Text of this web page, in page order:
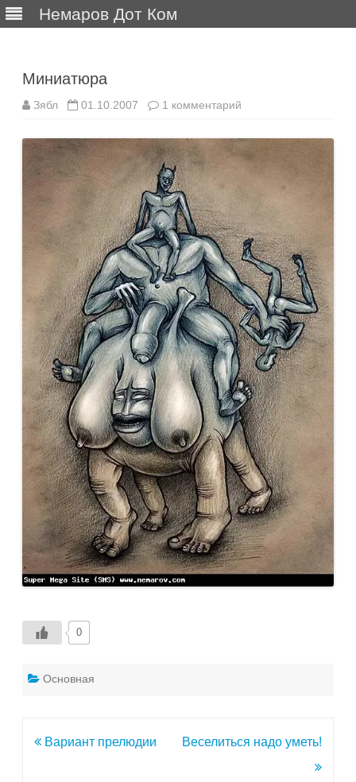
Немаров Дот Ком
Миниатюра
Зябл 01.10.2007 1 комментарий
0
Основная
Навигация
Вариант прелюдии Веселиться надо уметь!